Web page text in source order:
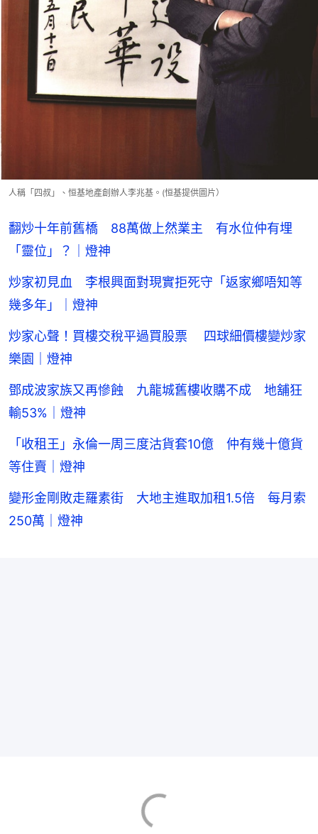
人稱「四叔」、恒基地產創辦人李兆基。(恒基提供圖片）
翻炒十年前舊橋 88萬做上然業主 有水位仲有埋
「靈位」？｜燈神
炒家初見血 李根興面對現實拒死守「返家鄉唔知等
幾多年」｜燈神
炒家心聲！買樓交稅平過買股票 四球細價樓變炒家
樂園｜燈神
鄧成波家族又再慘蝕 九龍城舊樓收購不成 地舖狂
輸53%｜燈神
「收租王」永倫一周三度沽貨套10億 仲有幾十億貨
等住賣｜燈神
變形金剛敗走羅素街 大地主進取加租1.5倍 每月索
250萬｜燈神